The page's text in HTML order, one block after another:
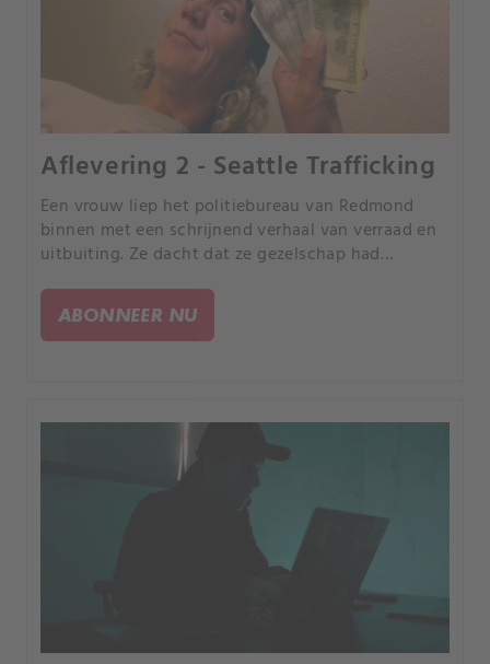
Aflevering 2 - Seattle Trafficking
Een vrouw liep het politiebureau van Redmond
binnen met een schrijnend verhaal van verraad en
uitbuiting. Ze dacht dat ze gezelschap had
verstrikt in een complex en sinister web van
manipulatie.
ABONNEER NU